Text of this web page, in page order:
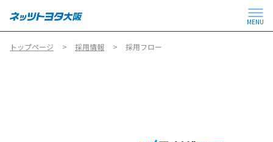
MENU
トップページ 採用情報 採用フロー